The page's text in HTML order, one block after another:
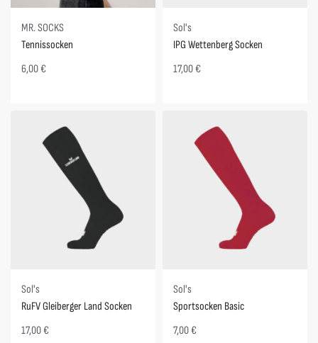
MR. SOCKS
Tennissocken
6,00 €
Sol's
IPG Wettenberg Socken
17,00 €
Sol's
RuFV Gleiberger Land Socken
17,00 €
Sol's
Sportsocken Basic
7,00 €